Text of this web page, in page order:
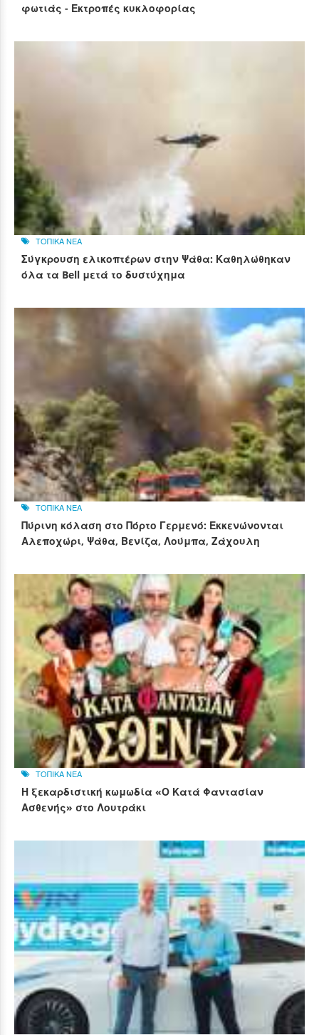
φωτιάς - Εκτροπές κυκλοφορίας
ΤΟΠΙΚΑ ΝΕΑ
Σύγκρουση ελικοπτέρων στην Ψάθα: Καθηλώθηκαν
όλα τα Bell μετά το δυστύχημα
ΤΟΠΙΚΑ ΝΕΑ
Πύρινη κόλαση στο Πόρτο Γερμενό: Εκκενώνονται
Αλεποχώρι, Ψάθα, Βενίζα, Λούμπα, Ζάχουλη
ΤΟΠΙΚΑ ΝΕΑ
Η ξεκαρδιστική κωμωδία «Ο Κατά Φαντασίαν
Ασθενής» στο Λουτράκι